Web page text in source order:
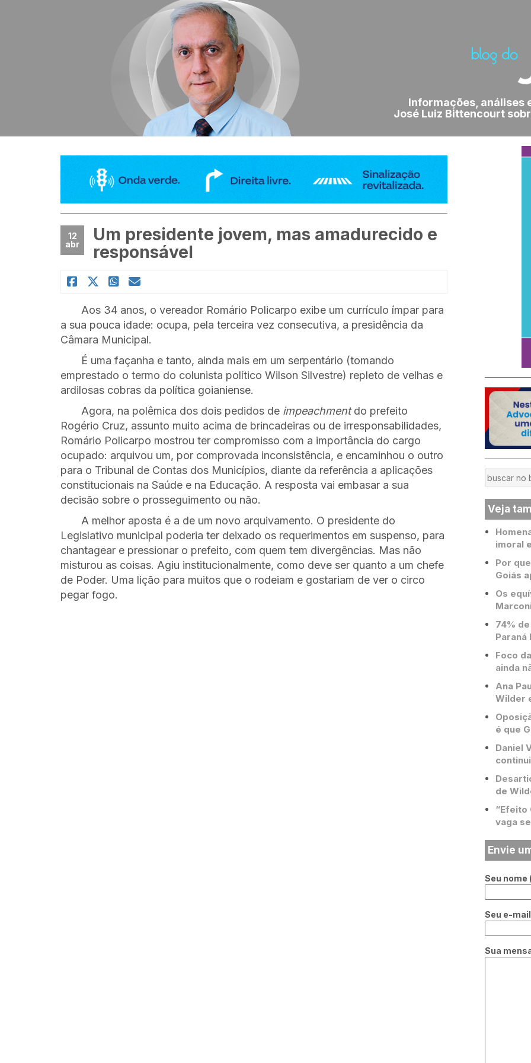
Informações, análises
José Luiz Bittencourt
12
abr
Um presidente jovem, mas amadurecido e
responsável
Aos 34 anos, o vereador Romário Policarpo exibe um currículo ímpar para
a sua pouca idade: ocupa, pela terceira vez consecutiva, a presidência da
Câmara Municipal.
É uma façanha e tanto, ainda mais em um serpentário (tomando
emprestado o termo do colunista político Wilson Silvestre) repleto de velhas e
ardilosas cobras da política goianiense.
Agora, na polêmica dos dois pedidos de impeachmentdo prefeito
Rogério Cruz, assunto muito acima de brincadeiras ou de irresponsabilidades,
Romário Policarpo mostrou ter compromisso com a importância do cargo
ocupado: arquivou um, por comprovada inconsistência, e encaminhou o outro
para o Tribunal de Contas dos Municípios, diante da referência a aplicações
constitucionais na Saúde e na Educação. A resposta vai embasar a sua
decisão sobre o prosseguimento ou não.
A melhor aposta é a de um novo arquivamento. O presidente do
Legislativo municipal poderia ter deixado os requerimentos em suspenso, para
chantagear e pressionar o prefeito, com quem tem divergências. Mas não
misturou as coisas. Agiu institucionalmente, como deve ser quanto a um chefe
de Poder. Uma lição para muitos que o rodeiam e gostariam de ver o circo
pegar fogo.
Veja
imoral
Por
Goiás
Os
74%
Foco
ainda
Ana
Wilder
é que
Daniel
de
“Efeito
vaga
Envie
Seu nome
Seu e-
Sua